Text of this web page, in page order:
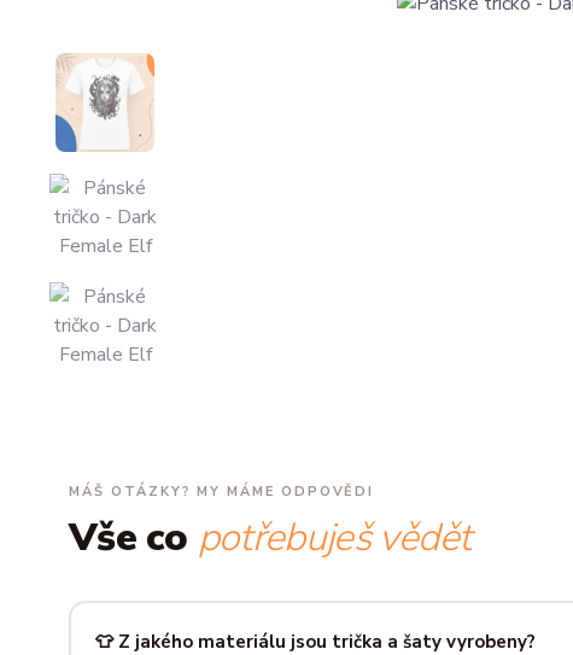
MÁŠ OTÁZKY? MY MÁME ODPOVĚDI
Vše co potřebuješ vědět
👕 Z jakého materiálu jsou trička a šaty vyrobeny?